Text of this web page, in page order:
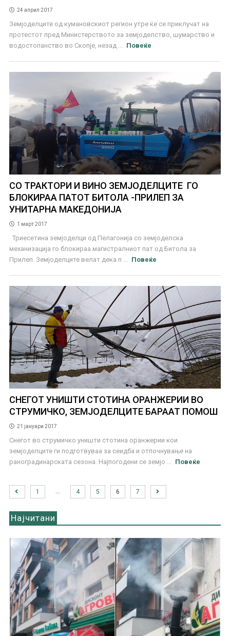
24 април 2017
Земјоделците од кумановскиот регион утре ќе се приклучат на
протестот пред Министерството за земјоделство, шумарство и
водостопанство во Скопје, незад ...
Повеќе
СО ТРАКТОРИ И ВИНО ЗЕМЈОДЕЛЦИТЕ ГО
БЛОКИРАА ПАТОТ БИТОЛА -ПРИЛЕП ЗА
УНИТАРНА МАКЕДОНИЈА
1 март 2017
Триесетина земјоделци од Пелагонија со земјоделска
механизација го блокираа магистралниот пат од Битола за
Прилеп. Земјоделците велат дека п ...
Повеќе
СНЕГОТ УНИШТИ СТОТИНА ОРАНЖЕРИИ ВО
СТРУМИЧКО, ЗЕМЈОДЕЛЦИТЕ БАРААТ ПОМОШ
21 јануари 2017
Снегот во струмичко уништи стотина оранжерии кои
земјоделците ги подготвуваа за сеидба и отпочнување на
раноградинарската сезона. Најпогодeни се земјо ...
Повеќе
1 4 5 6 7
Најчитани